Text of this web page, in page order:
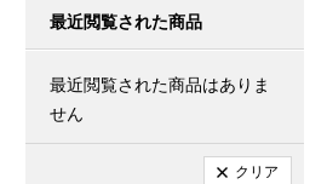
最近閲覧された商品
最近閲覧された商品はありま
せん
クリア